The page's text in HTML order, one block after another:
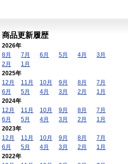
商品更新履歴
2026年
8月
7月 6月 5月 4月
3月
2月
1月
2025年
12月
11月 10月 9月 8月
7月
6月
5月 4月 3月 2月
1月
2024年
12月
11月 10月 9月 8月
7月
6月
5月 4月 3月 2月
1月
2023年
12月
11月 10月 9月 8月
7月
6月
5月 4月 3月 2月
1月
2022年